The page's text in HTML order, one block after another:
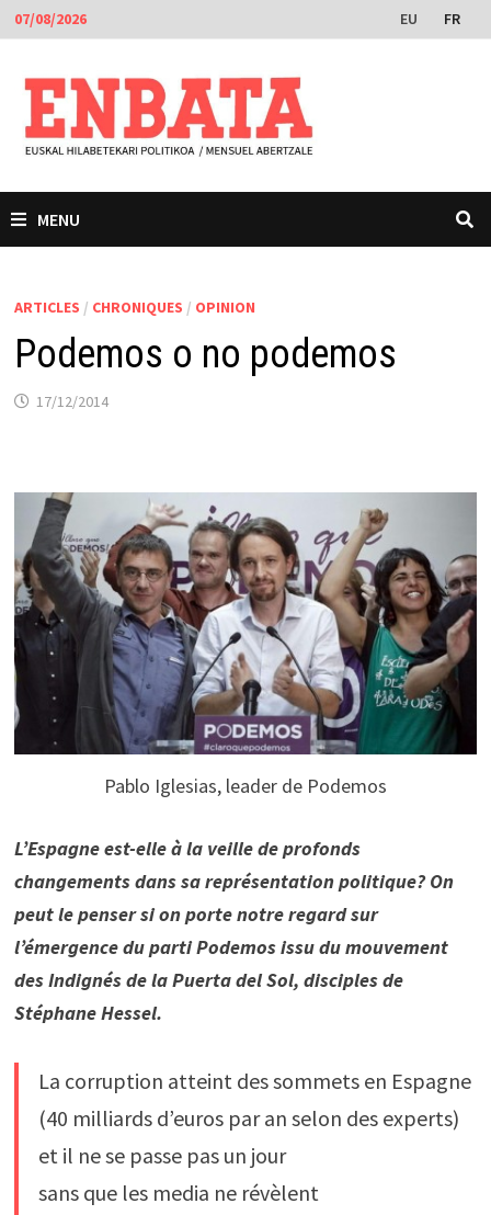
Passer
au
contenu
07/08/2026 EU FR
MENU
ARTICLES / CHRONIQUES / OPINION
Podemos o no podemos
17/12/2014
Pablo Iglesias, leader de Podemos
L’Espagne est-elle à la veille de profonds
changements dans sa représentation politique? On
peut le penser si on porte notre regard sur
l’émergence du parti Podemos issu du mouvement
des Indignés de la Puerta del Sol, disciples de
Stéphane Hessel.
La corruption atteint des sommets en Espagne
(40 milliards d’euros par an selon des experts)
et il ne se passe pas un jour
sans que les media ne révèlent